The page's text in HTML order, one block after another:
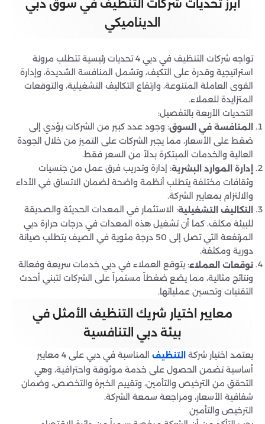
أبرز تحديات شركات التنظيف في سوق دبي
الديناميكي
تواجه شركات التنظيف في دبي 4 تحديات رئيسية تتطلب مرونة
استراتيجية وقدرة على التكيف، وتشمل المنافسة الشديدة، وإدارة
القوى العاملة المتنوعة، وارتفاع التكاليف التشغيلية، والتوقعات
المتزايدة للعملاء.
التحديات الأربعة بالتفصيل:
المنافسة في السوق: وجود عدد كبير من الشركات يؤدي إلى
ضغط على الأسعار، مما يجبر الشركات على التميز من خلال الجودة
العالية والخدمات المبتكرة بدلاً من السعر فقط.
إدارة الموارد البشرية: إدارة وتدريب فرق عمل من جنسيات
وثقافات مختلفة يتطلب أنظمة واضحة لضمان الاتساق في الأداء
والالتزام بمعايير الشركة.
التكاليف التشغيلية: الاستثمار في المعدات الحديثة والصديقة
للبيئة مكلف، كما أن تشغيل هذه المعدات في درجات حرارة دبي
المرتفعة التي تصل إلى 50 درجة مئوية في الصيف يتطلب صيانة
دورية ومكثفة.
توقعات العملاء: يتوقع العملاء في دبي خدمات سريعة وفعالة
ونتائج مثالية، مما يضع ضغطاً مستمراً على الشركات لتبني أحدث
التقنيات وتحسين عملياتها.
معايير اختيار شريك التنظيف الأمثل في
بيئة دبي التنافسية
يعتمد اختيار شركة التنظيف
المناسبة في دبي على 4 معايير
أساسية تضمن الحصول على خدمة موثوقة واحترافية، وهي
التحقق من الترخيص والتأمين، وتقييم الخبرة والتخصص، وضمان
شفافية الأسعار، ومراجعة سمعة الشركة.
الترخيص والتأمين